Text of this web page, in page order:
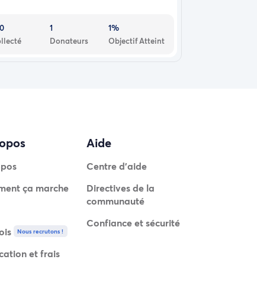
1
Donateurs
1%
Objectif Atteint
ça marche
Nous recrutons !
et frais
Aide
Centre d'aide
Directives de la
communauté
Confiance et sécurité